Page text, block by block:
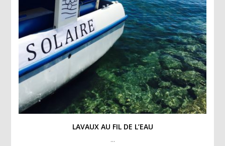
LAVAUX AU FIL DE L’EAU
…